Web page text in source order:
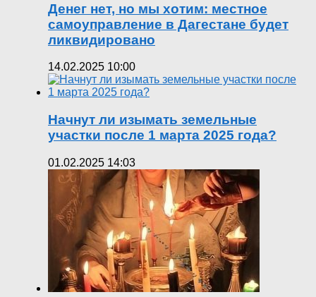
Денег нет, но мы хотим: местное
самоуправление в Дагестане будет
ликвидировано
14.02.2025 10:00
Начнут ли изымать земельные
участки после 1 марта 2025 года?
01.02.2025 14:03